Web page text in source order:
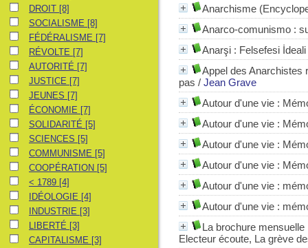
Anarchisme
Anarco-comunismo :
Anarşi : Felsefesi İdeali
Appel des Anarchistes
pas / Jean Grave
Autour d'une vie :
Autour d'une vie :
Autour d'une vie :
Autour d'une vie :
Autour d'une vie :
Autour d'une vie :
La brochure mensuelle
Electeur écoute, La grève
DROITDROIT [8]
SOCIALISME
SOCIALISME [8]
FÉDÉRALISME
FÉDÉRALISME [7]
RÉVOLTERÉVOLTE [7]
AUTORITÉ
AUTORITÉ [7]
JUSTICEJUSTICE [7]
JEUNESJEUNES [7]
ÉCONOMIE
ÉCONOMIE [7]
SOLIDARITÉ
SOLIDARITÉ [5]
SCIENCES
SCIENCES [5]
COMMUNISME
COMMUNISME [5]
COOPÉRATION
COOPÉRATION [5]
< 1789< 1789 [4]
IDÉOLOGIE
IDÉOLOGIE [4]
INDUSTRIE
INDUSTRIE [3]
LIBERTÉLIBERTÉ [3]
CAPITALISME
CAPITALISME [3]